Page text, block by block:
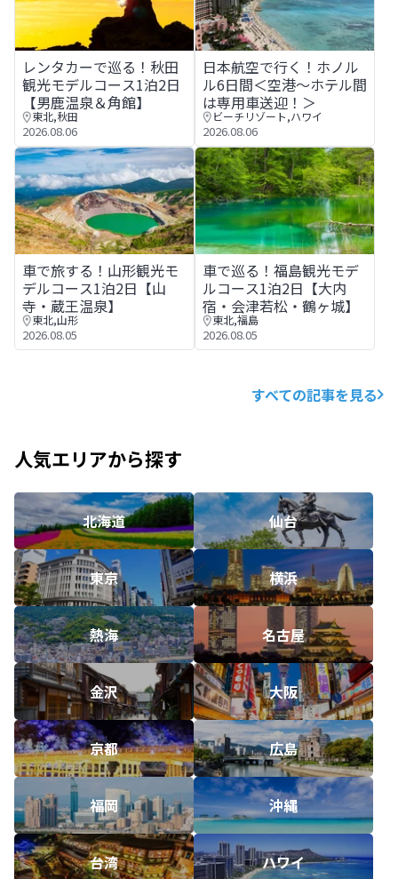
レンタカーで巡る！秋田観光モデルコース1泊2日【男鹿温
レンタカーで巡る！秋田
観光モデルコース1泊2日
【男鹿温泉＆角館】
東北,秋田
2026.08.06
日本航空で行く！ホノルル6
日本航空で行く！ホノル
ル6日間＜空港～ホテル間
は専用車送迎！＞
ビーチリゾート,ハワイ
2026.08.06
車で旅する！山形観光モデルコース1泊2日【山寺・蔵王温
車で旅する！山形観光モ
デルコース1泊2日【山
寺・蔵王温泉】
東北,山形
2026.08.05
車で巡る！福島観光モデルコ
車で巡る！福島観光モデ
ルコース1泊2日【大内
宿・会津若松・鶴ヶ城】
東北,福島
2026.08.05
すべての記事を見る
人気エリアから探す
北海道 仙台
東京 横浜
熱海 名古屋
金沢 大阪
京都 広島
福岡 沖縄
台湾 ハワイ